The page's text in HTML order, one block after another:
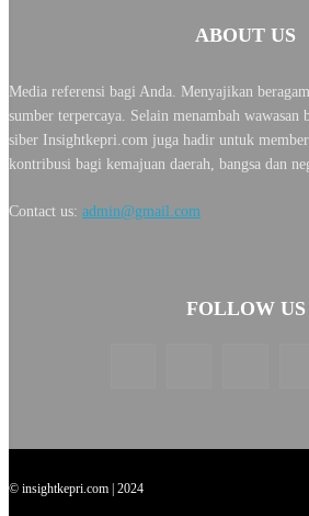
ABOUT US
Media referensi bagi Anda. Menyajikan
sumber terpercaya. Selain menambah wawasan
siber Insightkepri.com juga hadir untuk
kontribusi bagi kemajuan daerah, bangsa dan
Contact us: admin@gmail.com
FOLLOW US
© insightkepri.com | 2024